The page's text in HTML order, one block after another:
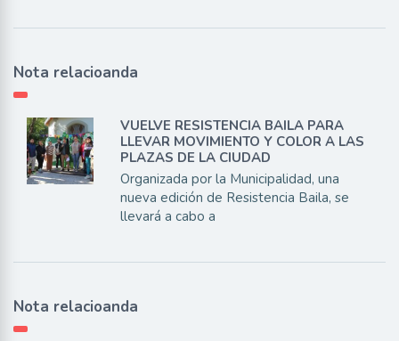
Nota relacioanda
VUELVE RESISTENCIA BAILA PARA
LLEVAR MOVIMIENTO Y COLOR A LAS
PLAZAS DE LA CIUDAD
Organizada por la Municipalidad, una
nueva edición de Resistencia Baila, se
llevará a cabo a
Nota relacioanda